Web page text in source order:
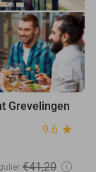
favorite_border
Grevelingen
9.6 star
€41,20